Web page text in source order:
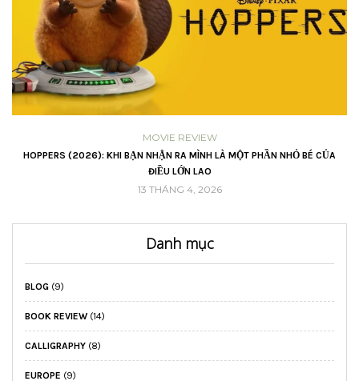
MOVIE REVIEW
HOPPERS (2026): KHI BẠN NHẬN RA MÌNH LÀ MỘT PHẦN NHỎ BÉ CỦA
ĐIỀU LỚN LAO
13 THÁNG 4, 2026
Danh mục
BLOG (9)
BOOK REVIEW (14)
CALLIGRAPHY (8)
EUROPE (9)